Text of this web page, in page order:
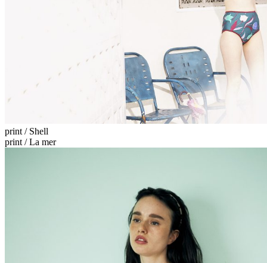
print / Shell
print / La mer